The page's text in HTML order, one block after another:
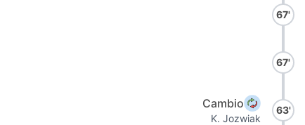
67'
67'
Cambio
K. Jozwiak
63'